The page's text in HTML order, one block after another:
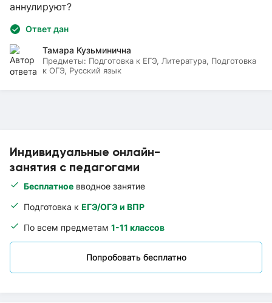
Индивидуальные онлайн-
занятия с педагогами
Бесплатное вводное занятие
Подготовка к ЕГЭ/ОГЭ и ВПР
По всем предметам 1-11 классов
Попробовать бесплатно
аннулируют?
Ответ дан
Тамара Кузьминична
Предметы: Подготовка к ЕГЭ, Литература, Подготовка
к ОГЭ, Русский язык